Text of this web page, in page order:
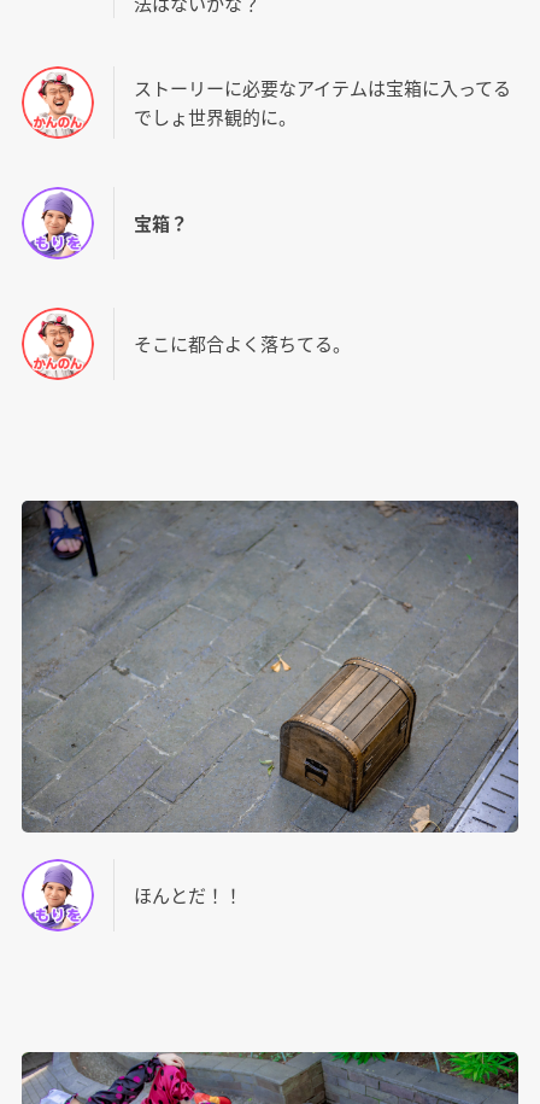
ストーリーに必要なアイテムは宝箱に入ってる
でしょ世界観的に。
宝箱？
そこに都合よく落ちてる。
ほんとだ！！